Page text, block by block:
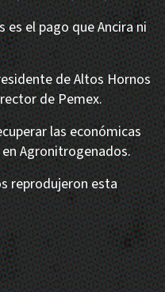
el pago que Ancira ni
de Altos Hornos
de Pemex.
las económicas
Agronitrogenados.
reprodujeron esta